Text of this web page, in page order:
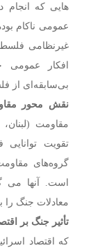
هایی که انجام
عمومی ناکام
غیرنظامی
افکار عمومی
بی‌سابقه‌ای از
نقش محور
مقاومت
تقویت
گروه‌های
است. آنها می
معادلات جنگ را
تأثیر جنگ بر
که اقتصاد